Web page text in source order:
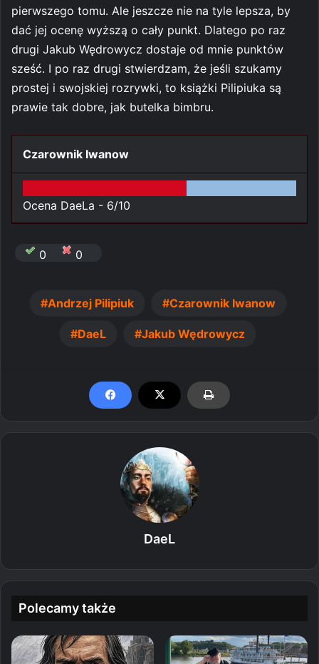
pierwszego tomu. Ale jeszcze nie na tyle lepsza, by
dać jej ocenę wyższą o cały punkt. Dlatego po raz
drugi Jakub Wędrowycz dostaje od mnie punktów
sześć. I po raz drugi stwierdzam, że jeśli szukamy
prostej i swojskiej rozrywki, to książki Pilipiuka są
prawie tak dobre, jak butelka bimbru.
Czarownik Iwanow
Ocena DaeLa - 6/10
0 0
Andrzej Pilipiuk Czarownik Iwanow
DaeL Jakub Wędrowycz
DaeL
Polecamy także